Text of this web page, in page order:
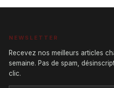
NEWSLETTER
Recevez nos meilleurs articles
semaine. Pas de spam,
clic.